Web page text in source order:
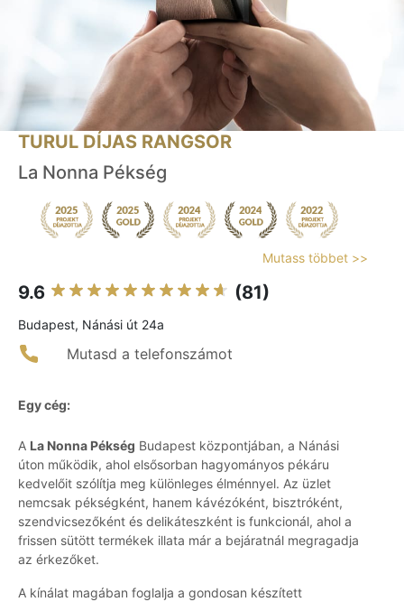
TURUL DÍJAS RANGSOR
La Nonna Pékség
Mutass többet >>
9.6 (81)
Budapest, Nánási út 24a
Mutasd a telefonszámot
Egy cég:
A La Nonna Pékség Budapest központjában, a Nánási
úton működik, ahol elsősorban hagyományos pékáru
kedvelőit szólítja meg különleges élménnyel. Az üzlet
nemcsak pékségként, hanem kávézóként, bisztróként,
szendvicsezőként és delikáteszként is funkcionál, ahol a
frissen sütött termékek illata már a bejáratnál megragadja
az érkezőket.
A kínálat magában foglalja a gondosan készített